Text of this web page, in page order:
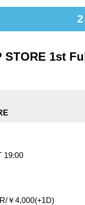
STORE 1st
19:00
￥4,000(+1D)